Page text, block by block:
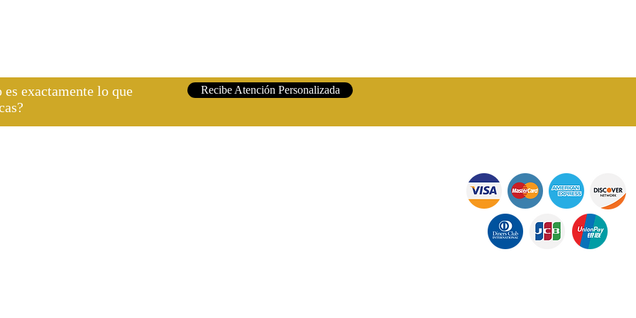
es exactamente lo que
Recibe Atención Personalizada